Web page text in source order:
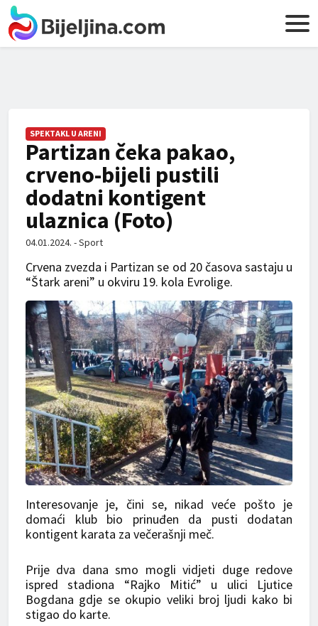
SPEKTAKL U ARENI
Partizan čeka pakao,
crveno-bijeli pustili
dodatni kontigent
ulaznica (Foto)
04.01.2024. - Sport
Crvena zvezda i Partizan se od 20 časova sastaju u
“Štark areni” u okviru 19. kola Evrolige.
Interesovanje je, čini se, nikad veće pošto je
domaći klub bio prinuđen da pusti dodatan
kontigent karata za večerašnji meč.
Prije dva dana smo mogli vidjeti duge redove
ispred stadiona “Rajko Mitić” u ulici Ljutice
Bogdana gdje se okupio veliki broj ljudi kako bi
stigao do karte.